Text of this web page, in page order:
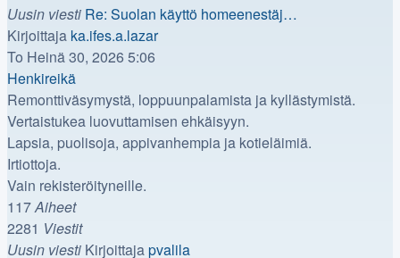
Uusin viesti Re: Suolan käyttö homeenestäj…
Kirjoittaja ka.ifes.a.lazar
To Heinä 30, 2026 5:06
Henkireikä
Remonttiväsymystä, loppuunpalamista ja kyllästymistä.
Vertaistukea luovuttamisen ehkäisyyn.
Lapsia, puolisoja, appivanhempia ja kotieläimiä.
Irtiottoja.
Vain rekisteröityneille.
117Aiheet
2281 Viestit
Uusin viesti Kirjoittajapvalila